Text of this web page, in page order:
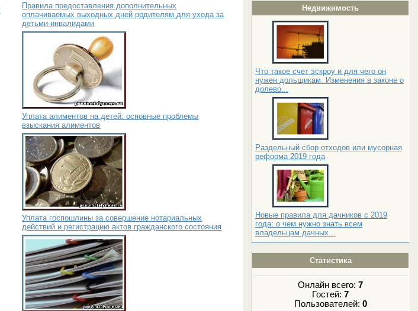
Недвижимость
Что такое счет эскроу и для чего он
нужен дольщикам. Изменения в законе о
долево...
Раздельный сбор отходов или мусорная
реформа 2019 года
Новые правила для дачников с 2019
года: о чем нужно знать всем
владельцам дачных...
Статистика
Онлайн всего:7
Гостей:7
Пользователей: 0
Правила предоставления дополнительных
оплачиваемых выходных дней родителям для ухода за
детьми-инвалидами
Уплата алиментов на детей: основные проблемы
взыскания алиментов
Уплата госпошлины за совершение нотариальных
действий и регистрацию актов гражданского состояния